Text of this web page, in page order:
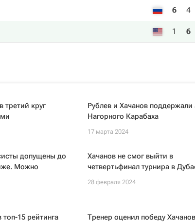
6 4
1 6
третий круг
Рублев и Хачанов поддержали
Нагорного Карабаха
17 марта 2024
допущены до
Можно
Хачанов не смог выйти в
четвертьфинал турнира в
28 февраля 2024
топ-15 рейтинга
Тренер оценил победу